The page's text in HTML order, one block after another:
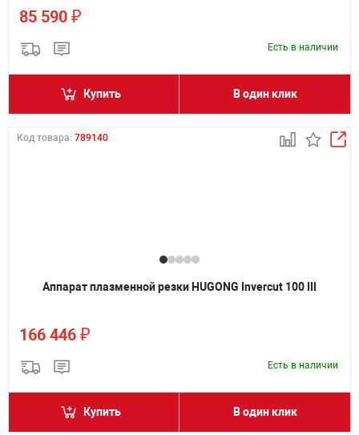
85 590 ₽
Есть в наличии
Купить В один клик
Код товара: 789140
Аппарат плазменной резки HUGONG Invercut 100 III
166 446 ₽
Есть в наличии
Купить В один клик